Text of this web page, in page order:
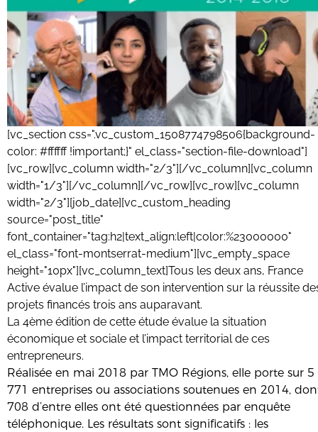
[vc_section css=".vc_custom_1508774798506{background-
color: #ffffff !important;}" el_class="section-file-download"]
[vc_row][vc_column width="2/3"][/vc_column][vc_column
width="1/3"][/vc_column][/vc_row][vc_row][vc_column
width="2/3"][job_date][vc_custom_heading
source="post_title"
font_container="tag:h2|text_align:left|color:%23000000"
el_class="font-montserrat-medium"][vc_empty_space
height="10px"][vc_column_text]Tous les deux ans, France
Active évalue l’impact de son intervention sur la réussite
projets financés trois ans auparavant.
La 4ème édition de cette étude évalue la situation
économique et sociale et l’impact territorial de ces
entrepreneurs.
Réalisée en mai 2018 par TMO Régions, elle porte sur 5
771 entreprises ou associations soutenues en 2014,
708 d’entre elles ont été questionnées par enquête
téléphonique. Les résultats sont significatifs : les